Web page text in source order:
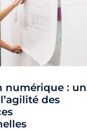
numérique : un
des